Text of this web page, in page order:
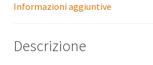
Informazioni aggiuntive
Descrizione